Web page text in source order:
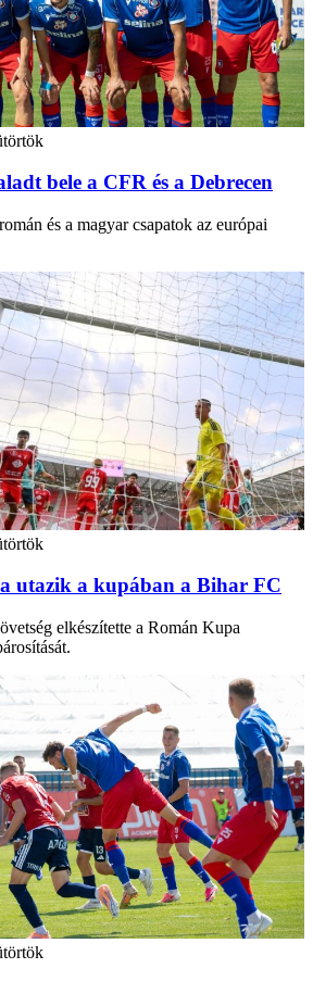
bele a CFR és a Debrecen
és a magyar csapatok az európai
utazik a kupában a Bihar FC
elkészítette a Román Kupa